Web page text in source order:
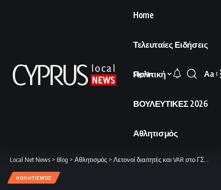
Home
Τελευταίες Ειδήσεις
Πολιτική
ΒΟΥΛΕΥΤΙΚΕΣ 2026
Αθλητισμός
Sign In
Font
Aa
Local Net News > Blog > Αθλητισμός > Λετονοί διαιτητές και VAR στο ΓΣΠ, Δανοί στο «Άλφαμεγα»
ΑΘΛΗΤΙΣΜΌΣ